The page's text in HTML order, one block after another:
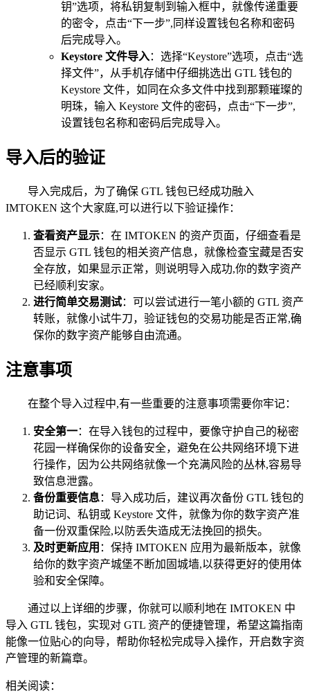
钥”选项，将私钥复制到输入框中，就像传递重要
的密令，点击“下一步”,同样设置钱包名称和密码
后完成导入。
Keystore 文件导入：选择“Keystore”选项，点击“选
择文件”，从手机存储中仔细挑选出 GTL 钱包的
Keystore 文件，如同在众多文件中找到那颗璀璨的
明珠，输入 Keystore 文件的密码，点击“下一步”,
设置钱包名称和密码后完成导入。
导入后的验证
导入完成后，为了确保 GTL 钱包已经成功融入
IMTOKEN 这个大家庭,可以进行以下验证操作：
查看资产显示：在 IMTOKEN 的资产页面，仔细查看是
否显示 GTL 钱包的相关资产信息，就像检查宝藏是否安
全存放，如果显示正常，则说明导入成功,你的数字资产
已经顺利安家。
进行简单交易测试：可以尝试进行一笔小额的 GTL 资产
转账，就像小试牛刀，验证钱包的交易功能是否正常,确
保你的数字资产能够自由流通。
注意事项
在整个导入过程中,有一些重要的注意事项需要你牢记：
安全第一：在导入钱包的过程中，要像守护自己的秘密
花园一样确保你的设备安全，避免在公共网络环境下进
行操作，因为公共网络就像一个充满风险的丛林,容易导
致信息泄露。
备份重要信息：导入成功后，建议再次备份 GTL 钱包的
助记词、私钥或 Keystore 文件，就像为你的数字资产准
备一份双重保险,以防丢失造成无法挽回的损失。
及时更新应用 ：保持 IMTOKEN 应用为最新版本，就像
给你的数字资产城堡不断加固城墙,以获得更好的使用体
验和安全保障。
通过以上详细的步骤，你就可以顺利地在 IMTOKEN 中
导入 GTL 钱包，实现对 GTL 资产的便捷管理，希望这篇指南
能像一位贴心的向导，帮助你轻松完成导入操作，开启数字资
产管理的新篇章。
相关阅读：